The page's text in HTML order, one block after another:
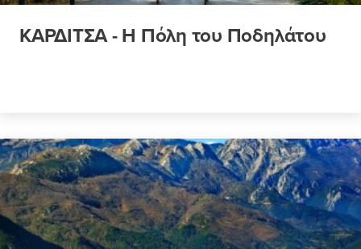
ΚΑΡΔΙΤΣΑ - Η Πόλη του Ποδηλάτου